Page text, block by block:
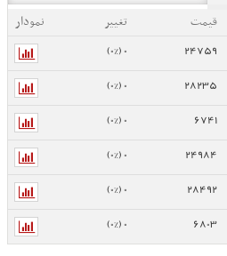
قیمت تغییر
نمودار
24759
0 (0%)
28235
0 (0%)
6741
0 (0%)
24984
0 (0%)
28492
0 (0%)
6803
0 (0%)